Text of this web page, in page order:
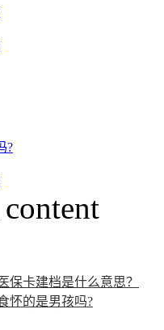
?
保卡建档是什么意思？
怀的是男孩吗?